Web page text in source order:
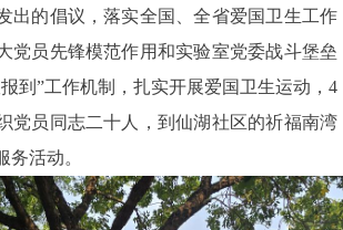
出的倡议，落实全国、全省爱国卫生工作
党员先锋模范作用和实验室党委战斗堡垒
到”工作机制，扎实开展爱国卫生运动，4
党员同志二十人，到仙湖社区的祈福南湾
务活动。